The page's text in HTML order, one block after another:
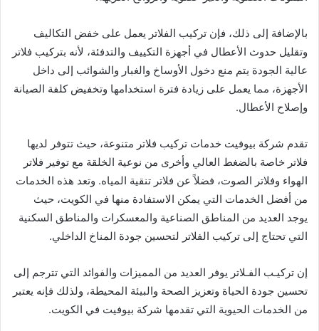
بالإضافة إلى ذلك، فإن تركيب الفلاتر يعمل على خفض التكاليف
وتقليل حدوث الأعطال في أجهزة التكييف والتدفئة، لأنه بتركيب فلاتر
عالية الجودة يتم منع دخول الأوساخ والغبار والشوائب إلى داخل
الأجهزة، مما يعمل على زيادة فترة استخدامها وتخفيض كلفة الصيانة
وإصلاح الأعطال.
تقدم شركة بيوفيت خدمات تركيب فلاتر متنوعة، حيث تتوفر لديها
فلاتر خاصة بالضغط العالي وأخرى من نوعية الخلقة مع توفير فلاتر
الهواء وفلاتر الصوت، فضلاً عن فلاتر تنقية المياه. وتعد هذه الخدمات
من أفضل الخدمات التي يمكن الاستفادة منها في الكويت، حيث
يوجد العديد من المناطق الصناعية والمعسكرات والمناطق السكنية
التي تحتاج إلى تركيب الفلاتر لتحسين جودة المناخ الداخلي.
إن تركيـب الفـلاتر يوفر العديد من المميزات والفوائد التي تترجم إلى
تحسين جودة الحياة وتعزيز الصحة والبيئة المحيطة، ولذلك فإنه يعتبر
من الخدمات الحيوية التي تقدمها شركة بيوفيت في الكويت.